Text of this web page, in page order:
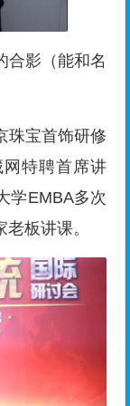
合影（能和名
珠宝首饰研修
特聘首席讲
学EMBA多次
板讲课。
戴上自己公
吹牛，越吹越
，越装越穷。